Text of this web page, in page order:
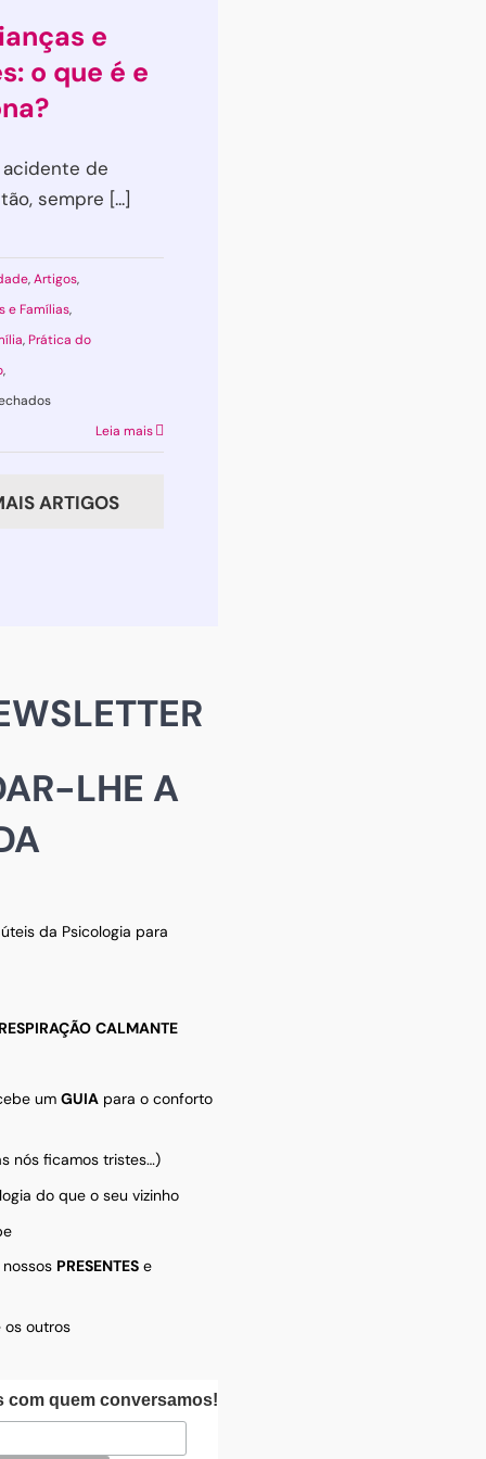
e
o que é e
de
sempre [...]
,Artigos,
e Famílias,
, Prática do
,
em
como
Leia mais
ARTIGOS
LHE A
da Psicologia para
CALMANTE
um GUIApara o conforto
nós ficamos tristes…)
do que o seu vizinho
PRESENTESe
outros
com quem conversamos!